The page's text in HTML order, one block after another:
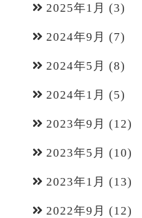
2025年1月 (3)
2024年9月 (7)
2024年5月 (8)
2024年1月 (5)
2023年9月 (12)
2023年5月 (10)
2023年1月 (13)
2022年9月 (12)